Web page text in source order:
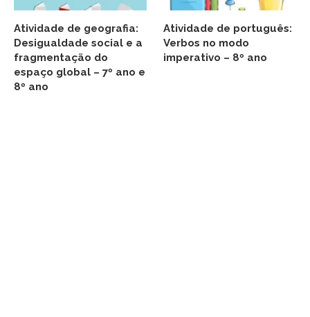
Atividade de geografia:
Desigualdade social e a
fragmentação do
espaço global – 7º ano e
8º ano
Atividade de português:
Verbos no modo
imperativo – 8º ano